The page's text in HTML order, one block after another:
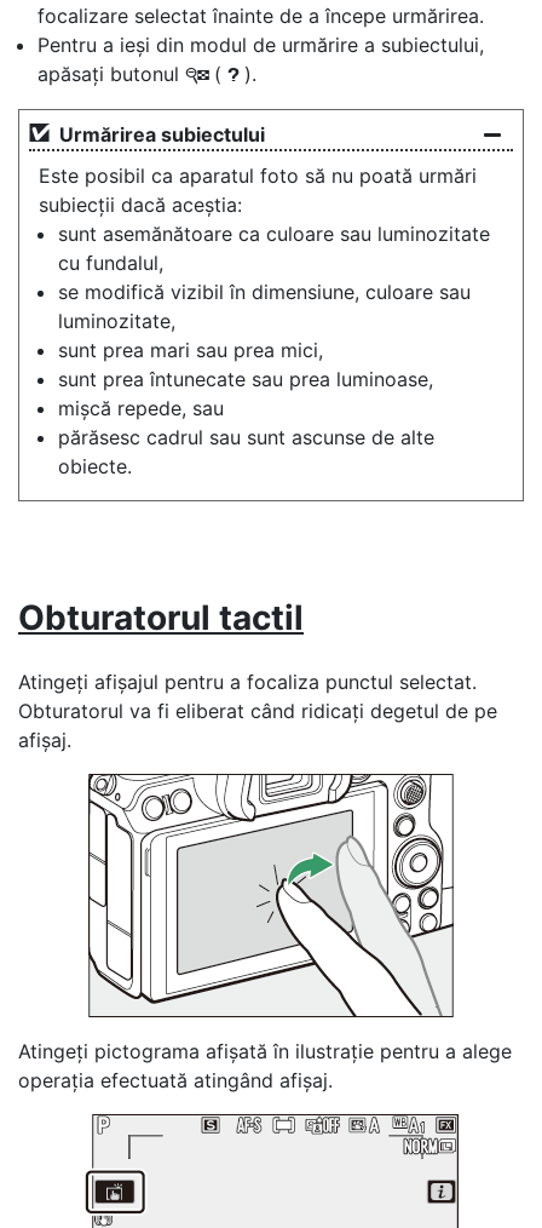
focalizare selectat înainte de a începe urmărirea.
Pentru a ieși din modul de urmărire a subiectului,
apăsați butonul W ( Q ).
Urmărirea subiectului
Este posibil ca aparatul foto să nu poată urmări
subiecții dacă aceștia:
sunt asemănătoare ca culoare sau luminozitate
cu fundalul,
se modifică vizibil în dimensiune, culoare sau
luminozitate,
sunt prea mari sau prea mici,
sunt prea întunecate sau prea luminoase,
mișcă repede, sau
părăsesc cadrul sau sunt ascunse de alte
obiecte.
Obturatorul tactil
Atingeți afișajul pentru a focaliza punctul selectat.
Obturatorul va fi eliberat când ridicați degetul de pe
afișaj.
Atingeți pictograma afișată în ilustrație pentru a alege
operația efectuată atingând afișaj.